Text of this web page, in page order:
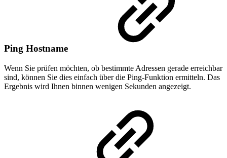
Ping Hostname
Wenn Sie prüfen möchten, ob bestimmte Adressen gerade erreichbar
sind, können Sie dies einfach über die Ping-Funktion ermitteln. Das
Ergebnis wird Ihnen binnen wenigen Sekunden angezeigt.